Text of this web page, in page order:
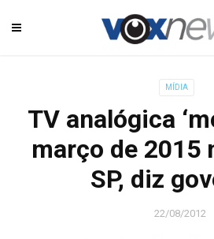
MÍDIA
TV analógica
março de 2015
SP, diz
22/08/2012